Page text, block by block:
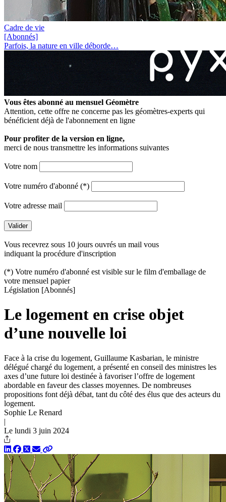
Cadre de vie
[Abonnés]
Parfois, la nature en ville déborde…
Vous êtes abonné au mensuel Géomètre
Attention, cette offre ne concerne pas les géomètres-experts qui
bénéficient déjà de l'abonnement en ligne
Pour profiter de la version en ligne,
merci de nous transmettre les informations suivantes
Votre nom
Votre numéro d'abonné (*)
Votre adresse mail
Vous recevrez sous 10 jours ouvrés un mail vous
indiquant la procédure d'inscription
(*) Votre numéro d'abonné est visible sur le film d'emballage de
votre mensuel papier
Législation [Abonnés]
Le logement en crise objet
d’une nouvelle loi
Face à la crise du logement, Guillaume Kasbarian, le ministre
délégué chargé du logement, a présenté en conseil des ministres les
axes d’une future loi destinée à favoriser l’offre de logement
abordable en faveur des classes moyennes. De nombreuses
propositions font déjà débat, tant du côté des élus que des acteurs du
logement.
Sophie Le Renard
|
Le lundi 3 juin 2024